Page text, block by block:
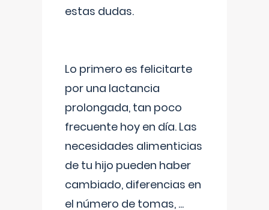
estas dudas.
Lo primero es felicitarte
por una lactancia
prolongada, tan poco
frecuente hoy en día. Las
necesidades alimenticias
de tu hijo pueden haber
cambiado, diferencias en
el número de tomas, ...